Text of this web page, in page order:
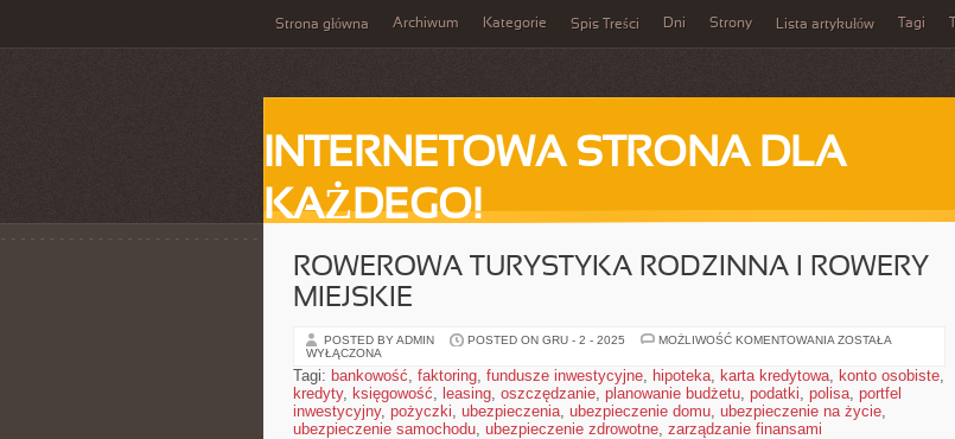
Strona główna Archiwum Kategorie Spis Treści Dni Strony Lista artykułów Tagi
INTERNETOWA STRONA DLA
KAŻDEGO!
ROWEROWA TURYSTYKA RODZINNA I ROWERY
MIEJSKIE
POSTED BY ADMIN POSTED ON GRU - 2 - 2025 MOŻLIWOŚĆ KOMENTOWANIA ROWEROWA
ROWERY
MIEJSKIE
ZOSTAŁA
WYŁĄCZONA
Tagi: bankowość, faktoring, fundusze inwestycyjne, hipoteka, karta kredytowa, konto osobiste,
kredyty, księgowość, leasing, oszczędzanie, planowanie budżetu, podatki, polisa, portfel
inwestycyjny, pożyczki, ubezpieczenia, ubezpieczenie domu, ubezpieczenie na życie,
ubezpieczenie samochodu, ubezpieczenie zdrowotne, zarządzanie finansami